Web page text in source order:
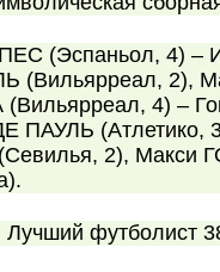
(Эспаньол, 4) –
(Вильярреал, 2),
4) –
ПАУЛЬ (Атлетико,
2), Макси
Лучший футболист